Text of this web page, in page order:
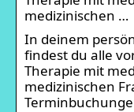
medizinischen …
In deinem
findest du alle
Therapie mit
medizinischen